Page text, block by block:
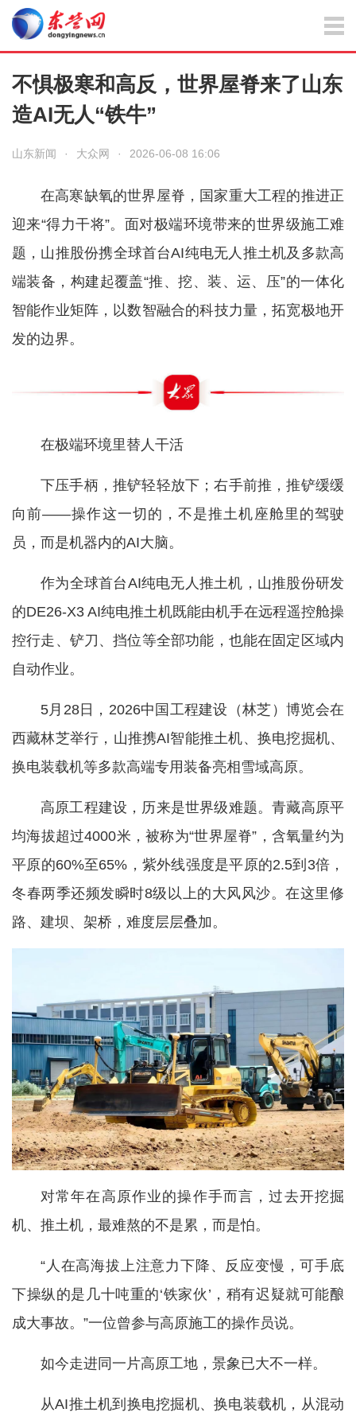
不惧极寒和高反，世界屋脊来了山东
造AI无人“铁牛”
山东新闻 · 大众网 · 2026-06-08 16:06
在高寒缺氧的世界屋脊，国家重大工程的推进正
迎来“得力干将”。面对极端环境带来的世界级施工难
题，山推股份携全球首台AI纯电无人推土机及多款高
端装备，构建起覆盖“推、挖、装、运、压”的一体化
智能作业矩阵，以数智融合的科技力量，拓宽极地开
发的边界。
在极端环境里替人干活
下压手柄，推铲轻轻放下；右手前推，推铲缓缓
向前——操作这一切的，不是推土机座舱里的驾驶
员，而是机器内的AI大脑。
作为全球首台AI纯电无人推土机，山推股份研发
的DE26-X3 AI纯电推土机既能由机手在远程遥控舱操
控行走、铲刀、挡位等全部功能，也能在固定区域内
自动作业。
5月28日，2026中国工程建设（林芝）博览会在
西藏林芝举行，山推携AI智能推土机、换电挖掘机、
换电装载机等多款高端专用装备亮相雪域高原。
高原工程建设，历来是世界级难题。青藏高原平
均海拔超过4000米，被称为“世界屋脊”，含氧量约为
平原的60%至65%，紫外线强度是平原的2.5到3倍，
冬春两季还频发瞬时8级以上的大风风沙。在这里修
路、建坝、架桥，难度层层叠加。
对常年在高原作业的操作手而言，过去开挖掘
机、推土机，最难熬的不是累，而是怕。
“人在高海拔上注意力下降、反应变慢，可手底
下操纵的是几十吨重的‘铁家伙’，稍有迟疑就可能酿
成大事故。”一位曾参与高原施工的操作员说。
如今走进同一片高原工地，景象已大不一样。
从AI推土机到换电挖掘机、换电装载机，从混动